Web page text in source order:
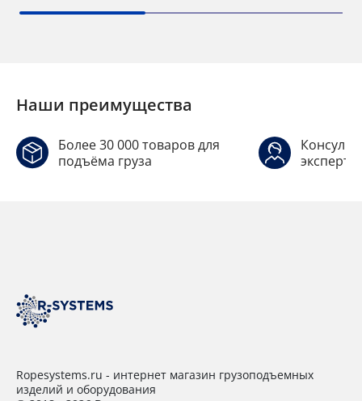
Наши преимущества
Более 30 000 товаров для
подъёма груза
Ropesystems.ru - интернет магазин грузоподъемных
изделий и оборудования